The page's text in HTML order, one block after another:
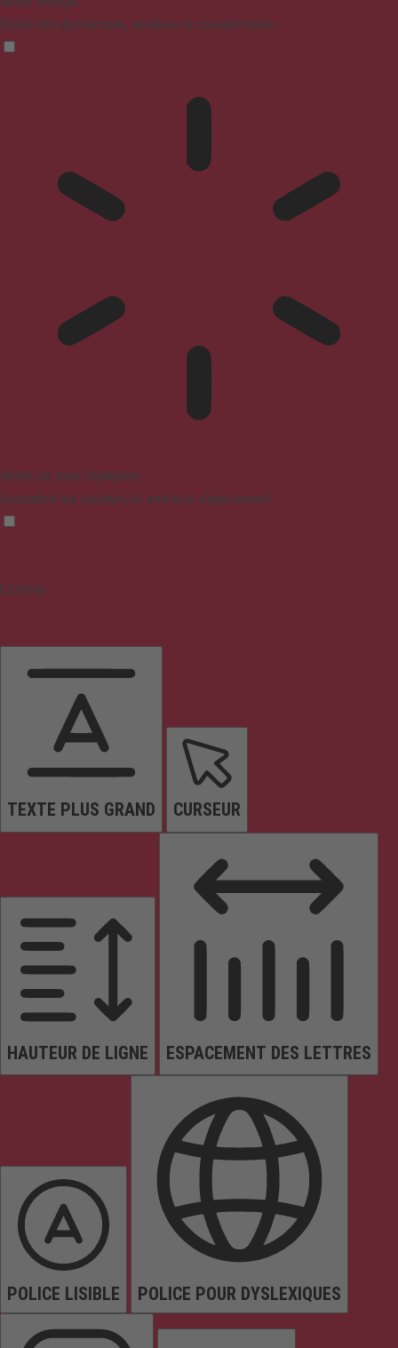
Réduit les distractions, améliore la concentration
Mode sûr pour l'épilepsie
Assombrit les couleurs et arrête le clignotement
Contenu
TEXTE PLUS GRAND CURSEUR
HAUTEUR DE LIGNE ESPACEMENT DES LETTRES
POLICE LISIBLE POLICE POUR DYSLEXIQUES